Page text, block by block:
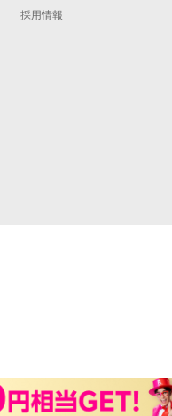
採用情報